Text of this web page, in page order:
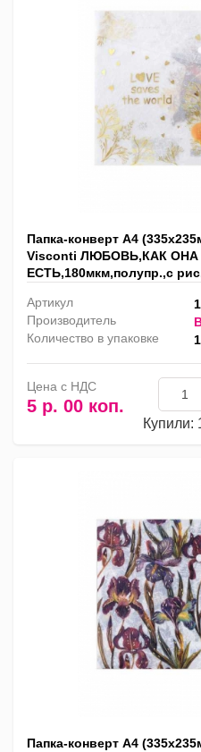
Папка-конверт А4
Visconti ЛЮБОВЬ,КАК ОНА
ЕСТЬ,180мкм,полупр.,с
Артикул
Производитель
Количество в упаковке
Цена с НДС
5 р. 00 коп.
Купили:
Папка-конверт А4